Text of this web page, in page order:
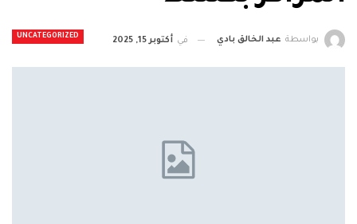
UNCATEGORIZED بواسطة عبد الخالق بادي في أكتوبر 15, 2025